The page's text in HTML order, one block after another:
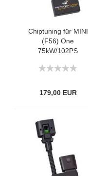
Chiptuning für MINI
(F56) One
75kW/102PS
179,00 EUR